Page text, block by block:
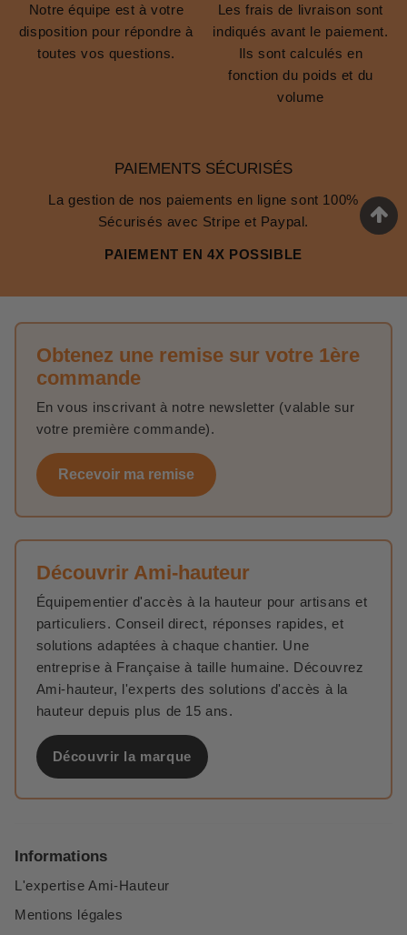
Notre équipe est à votre
disposition pour répondre à
toutes vos questions.
Les frais de livraison sont
indiqués avant le paiement.
Ils sont calculés en
fonction du poids et du
volume
PAIEMENTS SÉCURISÉS
La gestion de nos paiements en ligne sont 100%
Sécurisés avec Stripe et Paypal.
PAIEMENT EN 4X POSSIBLE
Obtenez une remise sur votre 1ère
commande
En vous inscrivant à notre newsletter (valable sur
votre première commande).
Recevoir ma remise
Découvrir Ami-hauteur
Équipementier d'accès à la hauteur pour artisans et
particuliers. Conseil direct, réponses rapides, et
solutions adaptées à chaque chantier. Une
entreprise à Française à taille humaine. Découvrez
Ami-hauteur, l'experts des solutions d'accès à la
hauteur depuis plus de 15 ans.
Découvrir la marque
Informations
L'expertise Ami-Hauteur
Mentions légales